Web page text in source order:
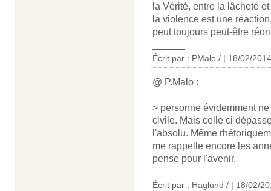
la Vérité, entre la lâcheté
la violence est une
peut toujours peut-être
Écrit par : PMalo / | 18/02/2014
@ P.Malo :
> personne évidemment
civile. Mais celle ci
l'absolu. Même
me rappelle encore les
pense pour l'avenir.
Écrit par : Haglund / | 18/02/